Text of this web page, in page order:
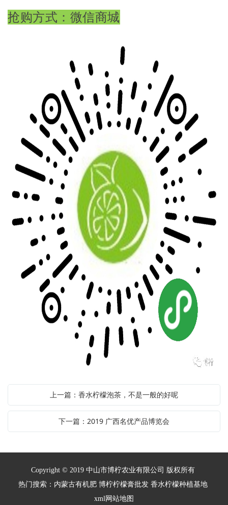
抢购方式：微信商城
上一篇：香水柠檬泡茶，不是一般的好呢
下一篇：2019 广西名优产品博览会
Copyright © 2019 中山市博柠农业有限公司 版权所有
热门搜索： 内蒙古有机肥 博柠柠檬膏批发 香水柠檬种植基地
xml网站地图